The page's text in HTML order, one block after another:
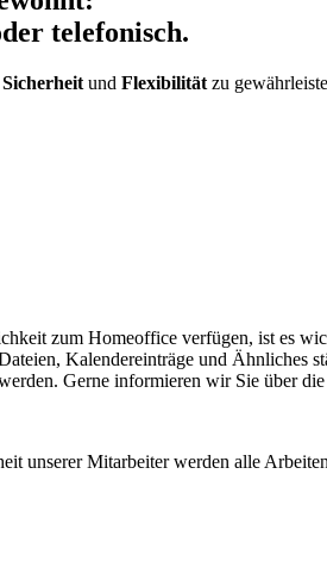
telefonisch.
Sicherheit und Flexibilität zu
zum Homeoffice verfügen, ist es
Kalendereinträge und Ähnliches
Gerne informieren wir Sie über
unserer Mitarbeiter werden alle